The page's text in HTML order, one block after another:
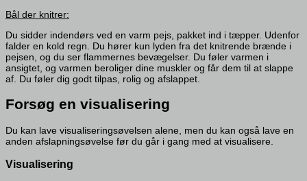
Bål der knitrer:
Du sidder indendørs ved en varm pejs, pakket ind i tæpper. Udenfor
falder en kold regn. Du hører kun lyden fra det knitrende brænde i
pejsen, og du ser flammernes bevægelser. Du føler varmen i
ansigtet, og varmen beroliger dine muskler og får dem til at slappe
af. Du føler dig godt tilpas, rolig og afslappet.
Forsøg en visualisering
Du kan lave visualiseringsøvelsen alene, men du kan også lave en
anden afslapningsøvelse før du går i gang med at visualisere.
Visualisering